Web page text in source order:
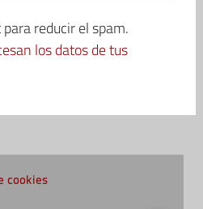
reducir el spam.
los datos de tus
cookies